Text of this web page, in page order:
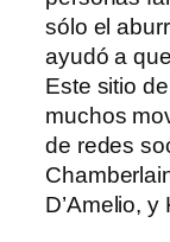
sólo el
ayudó a
Este sitio
muchos
de redes
D’Amelio, y